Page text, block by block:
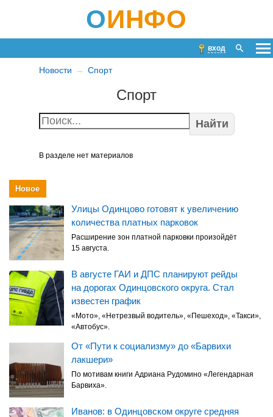
ОИНФО
вход
Новости Спорт
Спорт
Найти
В разделе нет материалов
Новое
Улицы Одинцово готовят к увеличению
количества платных парковок
Расширение зон платной парковки произойдёт
15 августа.
В августе ГАИ и ДПС планируют рейды
на дорогах Одинцовского округа. Стал
известен график
«Мото», «Нетрезвый водитель», «Пешеход», «Такси»,
«Автобус».
От «Пути к социализму» до «Барвихи
лакшери»
По мотивам книги Адриана Рудомино «Легендарная
Барвиха».
Иванов: в Одинцовском округе средняя